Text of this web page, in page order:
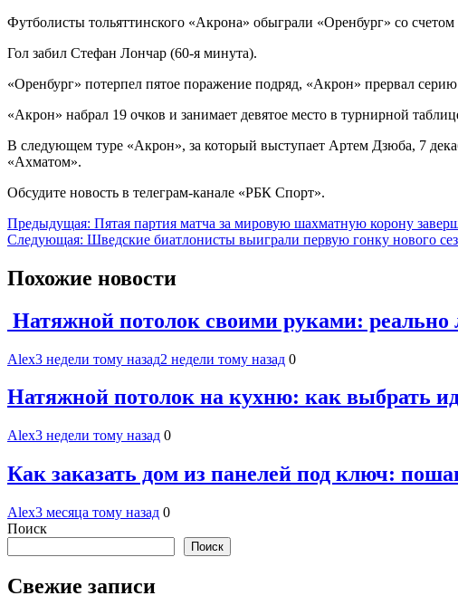
Футболисты тольяттинского «Акрона» обыграли «Оренбург» со
Гол забил Стефан Лончар (60-я минута).
«Оренбург» потерпел пятое поражение подряд, «Акрон» прервал
«Акрон» набрал 19 очков и занимает девятое место в турнирной
В следующем туре «Акрон», за который выступает Артем Дзюба, 7
«Ахматом».
Обсудите новость в телеграм-канале «РБК Спорт».
Навигация
по
записям
Предыдущая: Пятая партия матча за мировую шахматную корону
Следующая: Шведские биатлонисты выиграли первую гонку нового
Похожие новости
Натяжной потолок своими руками: реально
Alex3 недели тому назад2 недели тому назад 0
Натяжной потолок на кухню: как выбрать
Alex3 недели тому назад 0
Как заказать дом из панелей под ключ:
Alex3 месяца тому назад 0
Поиск
Поиск
Свежие записи